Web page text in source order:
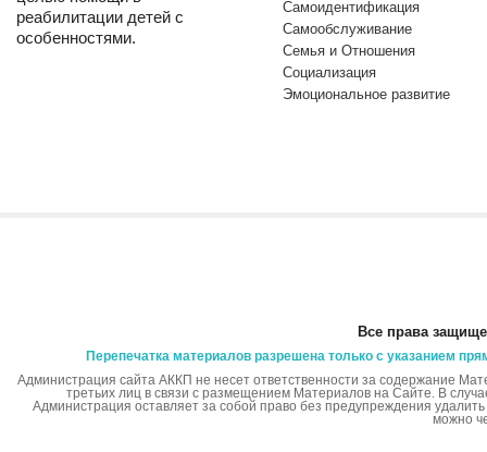
реабилитации детей с
особенностями.
Самоидентификация
Самообслуживание
Семья и Отношения
Социализация
Эмоциональное развитие
Все права
Перепечатка материалов разрешена только с указанием
Администрация сайта АККП не несет ответственности за содержание
третьих лиц в связи с размещением Материалов на Сайте. В
Администрация оставляет за собой право без предупреждения
можно